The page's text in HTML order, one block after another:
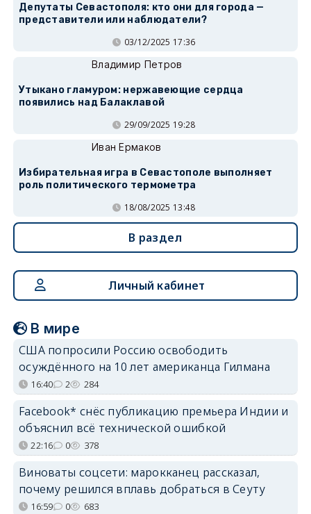
Депутаты Севастополя: кто они для города —
представители или наблюдатели?
03/12/2025 17:36
Владимир Петров
Утыкано гламуром: нержавеющие сердца
появились над Балаклавой
29/09/2025 19:28
Иван Ермаков
Избирательная игра в Севастополе выполняет
роль политического термометра
18/08/2025 13:48
В раздел
Личный кабинет
В мире
США попросили Россию освободить
осуждённого на 10 лет американца Гилмана
16:40 2 284
Facebook* снёс публикацию премьера Индии и
объяснил всё технической ошибкой
22:16 0 378
Виноваты соцсети: марокканец рассказал,
почему решился вплавь добраться в Сеуту
16:59 0 683